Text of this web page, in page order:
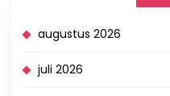
augustus 2026
juli 2026